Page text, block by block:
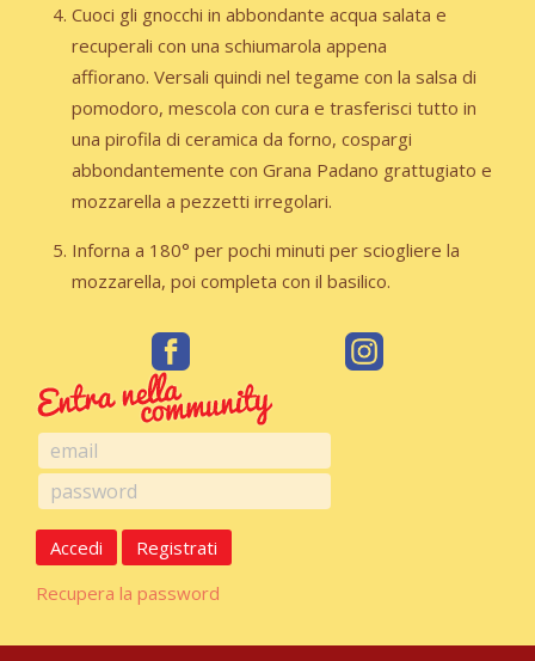
Cuoci gli gnocchi in abbondante acqua salata e
recuperali con una schiumarola appena
affiorano. Versali quindi nel tegame con la salsa di
pomodoro, mescola con cura e trasferisci tutto in
una pirofila di ceramica da forno, cospargi
abbondantemente con Grana Padano grattugiato e
mozzarella a pezzetti irregolari.
Inforna a 180° per pochi minuti per sciogliere la
mozzarella, poi completa con il basilico.
Accedi
Registrati
Recupera la password